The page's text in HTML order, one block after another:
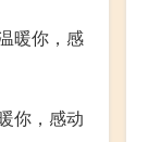
暖你，感
你，感动